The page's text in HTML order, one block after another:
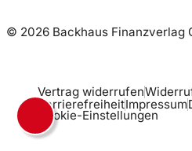
© 2026 Backhaus Finanzverlag
Vertrag widerrufen
BarrierefreiheitImpressum
Cookie-Einstellungen